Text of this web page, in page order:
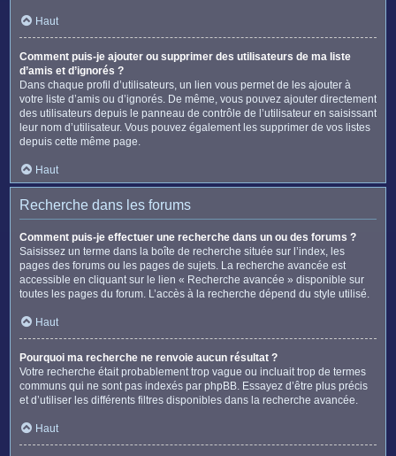
Haut
Comment puis-je ajouter ou supprimer des utilisateurs de ma liste
d’amis et d’ignorés ?
Dans chaque profil d’utilisateurs, un lien vous permet de les ajouter à
votre liste d’amis ou d’ignorés. De même, vous pouvez ajouter directement
des utilisateurs depuis le panneau de contrôle de l’utilisateur en saisissant
leur nom d’utilisateur. Vous pouvez également les supprimer de vos listes
depuis cette même page.
Haut
Recherche dans les forums
Comment puis-je effectuer une recherche dans un ou des forums ?
Saisissez un terme dans la boîte de recherche située sur l’index, les
pages des forums ou les pages de sujets. La recherche avancée est
accessible en cliquant sur le lien « Recherche avancée » disponible sur
toutes les pages du forum. L’accès à la recherche dépend du style utilisé.
Haut
Pourquoi ma recherche ne renvoie aucun résultat ?
Votre recherche était probablement trop vague ou incluait trop de termes
communs qui ne sont pas indexés par phpBB. Essayez d’être plus précis
et d’utiliser les différents filtres disponibles dans la recherche avancée.
Haut